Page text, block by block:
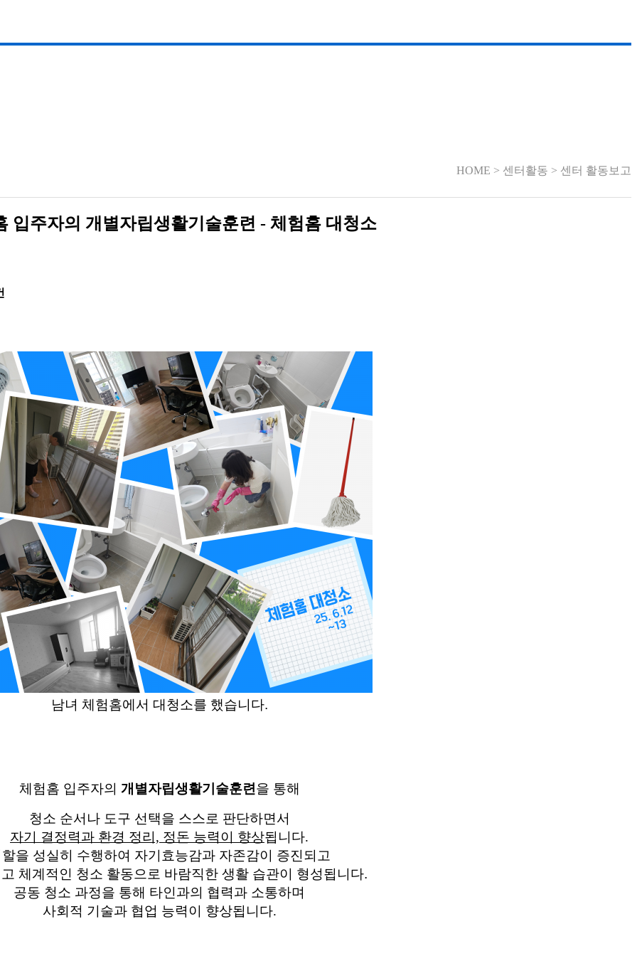
HOME > 센터활동 > 센터 활동보고
입주자의 개별자립생활기술훈련 - 체험홈 대청소
남녀 체험홈에서 대청소를 했습니 ​다.
체험홈 입주자의 개별자립생활기술훈련을 통해
청소 순서나 도구 선택을 스스로 판단하면서
자기 결정력​과 환경 정리, 정돈 능력이 향상됩니다.
을 성실히 수행하여 자기효능감과 자존감이 증진되고
체계적인 청소 활동으로 바람직한 생활 습관이 형성됩니다.
공동 청소 과정을 통해 타인과의 협력과 소통하며
사회적 기술과 협업 능력이 향상됩니다.